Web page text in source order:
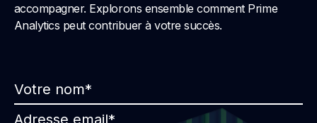
accompagner. Explorons ensemble comment Prime
Analytics peut contribuer à votre succès.